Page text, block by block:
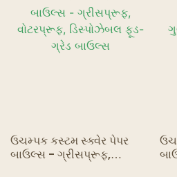
ઉચમ્પક કસ્ટમ સ્ક્વેર પેપર
બાઉલ્સ - ગ્રીસપ્રૂફ,